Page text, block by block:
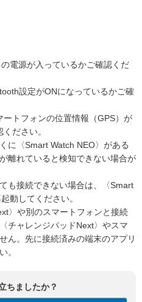
電源が入っているかご確認くだ
設定がONになっているかご確
ートフォンの位置情報（GPS）が
ださい。
に〈Smart Watch NEO〉がある
離れていると検知できない場合が
も接続できない場合は、〈Smart
動してください。
〉や別のスマートフォンと接続
チャレンジパッドNext〉やスマ
ん。先に接続済みの端末のアプリ
。
ちましたか？